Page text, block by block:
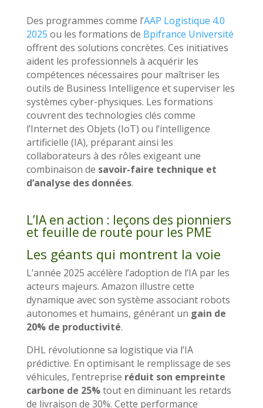
Des programmes comme l’AAP Logistique 4.0
2025 ou les formations de Bpifrance Université
offrent des solutions concrètes. Ces initiatives
aident les professionnels à acquérir les
compétences nécessaires pour maîtriser les
outils de Business Intelligence et superviser les
systèmes cyber-physiques. Les formations
couvrent des technologies clés comme
l’Internet des Objets (IoT) ou l’intelligence
artificielle (IA), préparant ainsi les
collaborateurs à des rôles exigeant une
combinaison de savoir-faire technique et
d’analyse des données.
L’IA en action : leçons des pionniers
et feuille de route pour les PME
Les géants qui montrent la voie
L’année 2025 accélère l’adoption de l’IA par les
acteurs majeurs. Amazon illustre cette
dynamique avec son système associant robots
autonomes et humains, générant un gain de
20% de productivité.
DHL révolutionne sa logistique via l’IA
prédictive. En optimisant le remplissage de ses
véhicules, l’entreprise réduit son empreinte
carbone de 25%tout en diminuant les retards
de livraison de 30%. Cette performance